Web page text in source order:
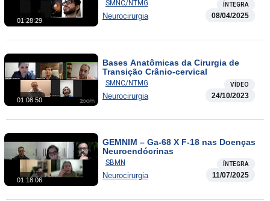
01:28:29
SMNC/NTMG ÍNTEGRA
Neurocirurgia 08/04/2025
01:08:50
Bases Anatômicas da Cirurgia de
Transição Crânio-cervical
SMNC/NTMG VÍDEO
Neurocirurgia 24/10/2023
01:18:06
GEMNIM – Ga-68 X F-18 nas Doenças
Neuroendócrinas
SBMN ÍNTEGRA
Neurocirurgia 11/07/2025